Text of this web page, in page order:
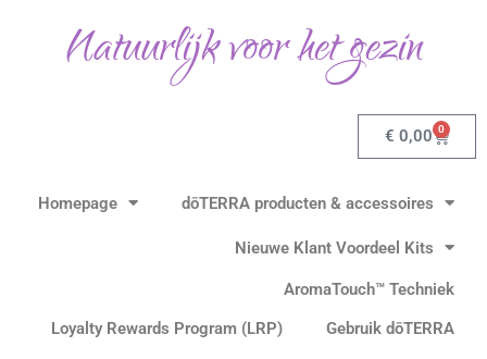
Natuurlijk voor het gezin
€ 0,00 0
Homepage dōTERRA producten & accessoires
Nieuwe Klant Voordeel Kits
AromaTouch™ Techniek
Loyalty Rewards Program (LRP)
Gebruik dōTERRA
op
populariteit